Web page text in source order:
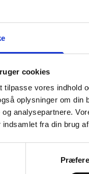
cookies
tilpasse vores indhold
oplysninger om din
analysepartnere.
fra din brug
skal du
Exynos 9825